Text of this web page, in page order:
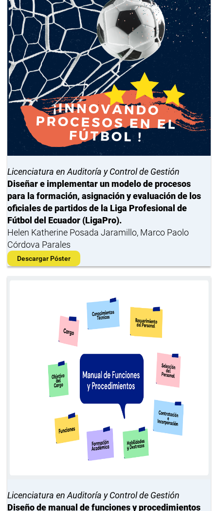
Licenciatura en Auditoría y Control de Gestión
Diseñar e implementar un modelo de procesos
para la formación, asignación y evaluación de los
oficiales de partidos de la Liga Profesional de
Fútbol del Ecuador (LigaPro).
Helen Katherine Posada Jaramillo, Marco Paolo
Córdova Parales
Descargar Póster
Licenciatura en Auditoría y Control de Gestión
Diseño de manual de funciones y procedimientos